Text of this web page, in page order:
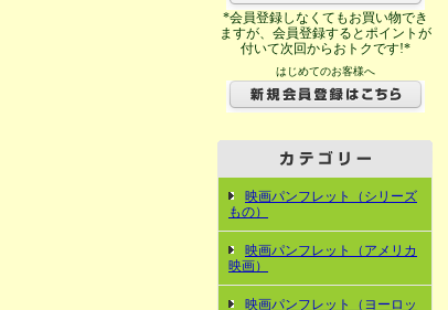
*会員登録しなくてもお買い物でき
ますが、会員登録するとポイントが
付いて次回からおトクです!*
はじめてのお客様へ
映画パンフレット（シリーズ
もの）
映画パンフレット（アメリカ
映画）
映画パンフレット（ヨーロッ